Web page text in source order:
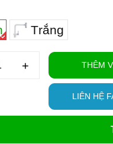
Trắng
+ THÊM
LIÊN HỆ